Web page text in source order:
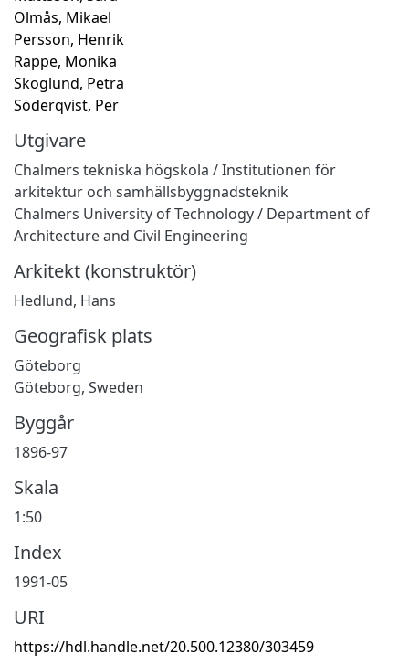
Olmås, Mikael
Persson, Henrik
Rappe, Monika
Skoglund, Petra
Söderqvist, Per
Utgivare
Chalmers tekniska högskola / Institutionen för
arkitektur och samhällsbyggnadsteknik
Chalmers University of Technology / Department of
Architecture and Civil Engineering
Arkitekt (konstruktör)
Hedlund, Hans
Geografisk plats
Göteborg
Göteborg, Sweden
Byggår
1896-97
Skala
1:50
Index
1991-05
URI
https://hdl.handle.net/20.500.12380/303459